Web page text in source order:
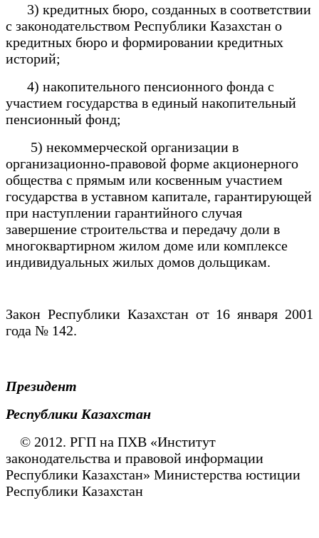
3) кредитных бюро, созданных в соответствии
с законодательством Республики Казахстан о
кредитных бюро и формировании кредитных
историй;
4) накопительного пенсионного фонда с
участием государства в единый накопительный
пенсионный фонд;
5) некоммерческой организации в
организационно-правовой форме акционерного
общества с прямым или косвенным участием
государства в уставном капитале, гарантирующей
при наступлении гарантийного случая
завершение строительства и передачу доли в
многоквартирном жилом доме или комплексе
индивидуальных жилых домов дольщикам.
Закон Республики Казахстан от 16 января 2001
года № 142.
Президент
Республики Казахстан
© 2012. РГП на ПХВ «Институт
законодательства и правовой информации
Республики Казахстан» Министерства юстиции
Республики Казахстан